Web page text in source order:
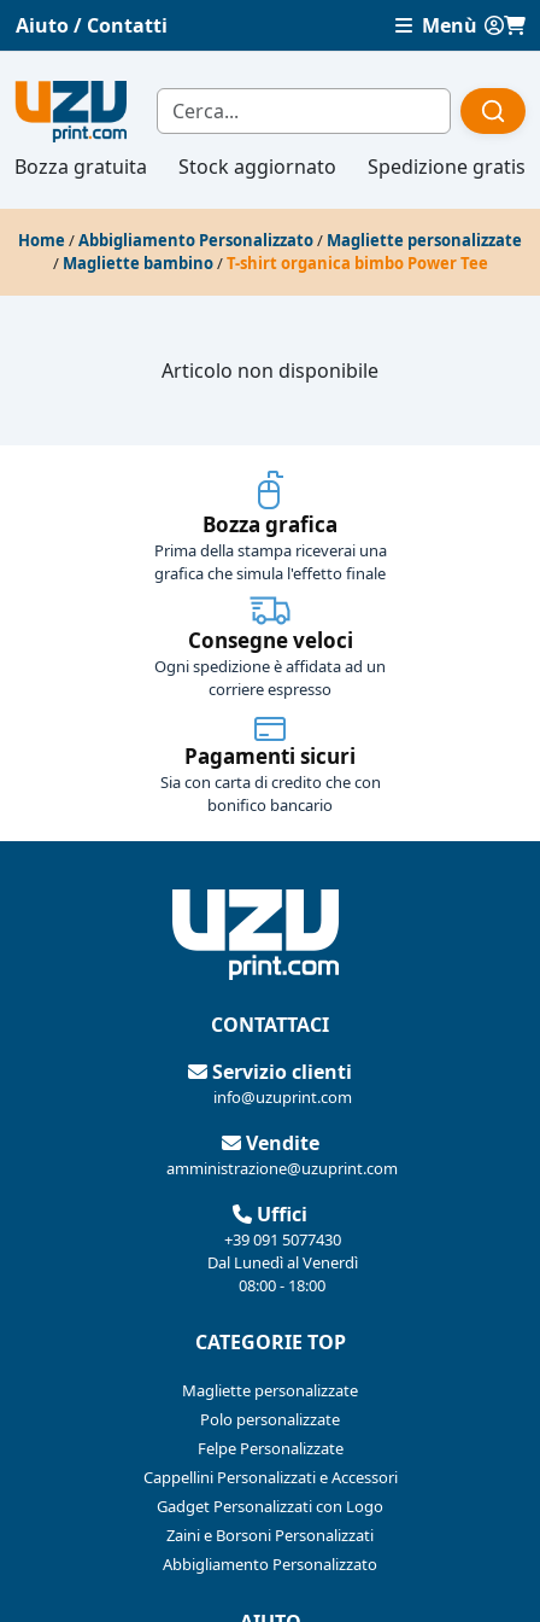
Aiuto / Contatti Menù
Bozza gratuita Stock aggiornato Spedizione gratis
Home /Abbigliamento Personalizzato/ Magliette personalizzate
/ Magliette bambino/T-shirt organica bimbo Power Tee
Articolo non disponibile
Bozza grafica
Prima della stampa riceverai una
grafica che simula l'effetto finale
Consegne veloci
Ogni spedizione è affidata ad un
corriere espresso
Pagamenti sicuri
Sia con carta di credito che con
bonifico bancario
CONTATTACI
Servizio clienti
info@uzuprint.com
Vendite
amministrazione@uzuprint.com
Uffici
+39 091 5077430
Dal Lunedì al Venerdì
08:00 - 18:00
CATEGORIE TOP
Magliette personalizzate
Polo personalizzate
Felpe Personalizzate
Cappellini Personalizzati e Accessori
Gadget Personalizzati con Logo
Zaini e Borsoni Personalizzati
Abbigliamento Personalizzato